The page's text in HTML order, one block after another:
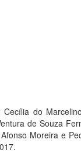
Cecília do
de Souza
Moreira e